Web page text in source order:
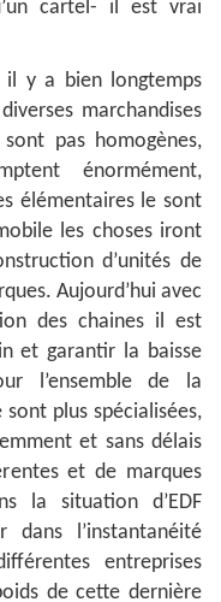
cartel- il est vrai
il y a bien longtemps
marchandises
pas homogènes,
énormément,
élémentaires le sont
les choses iront
d’unités de
Aujourd’hui avec
des chaines il est
et garantir la baisse
l’ensemble de la
plus spécialisées,
et sans délais
et de marques
la situation d’EDF
l’instantanéité
entreprises
de cette dernière